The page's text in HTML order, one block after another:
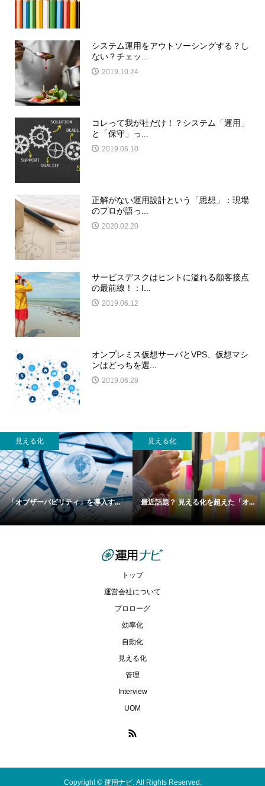
システム運用をアウトソーシングする？し
ない？チェッ...
2019.10.24
コレって我が社だけ！？システム「運用」
と「保守」っ...
2019.06.10
正解がない運用設計という「思想」：現場
のプロが語っ...
2020.02.20
サービスデスクはヒントに溢れる顧客接点
の最前線！：I...
2019.06.12
オンプレミス仮想サーバとVPS、仮想マシ
ンはどっちを選...
2019.06.28
見える化
「オブザーバビリティ」を導入す...
見える化
最近話題？ 見える化を超えた「オ...
トップ
運営会社について
プロローグ
効率化
自動化
見える化
管理
Interview
UOM
Copyright ©運用ナビ. All Rights Reserved.